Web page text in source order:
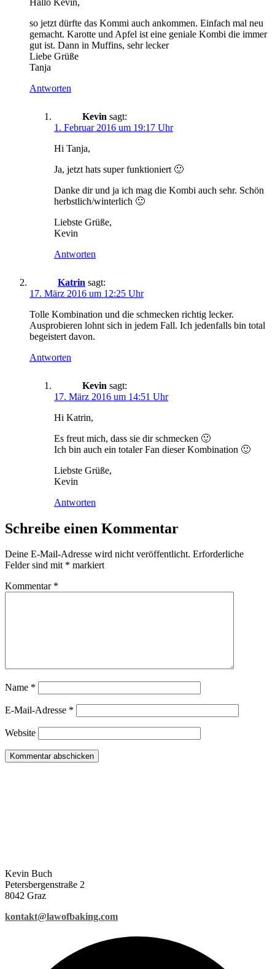
so jetzt dürfte das Kommi auch ankommen. Einfach mal neu
gemacht. Karotte und Apfel ist eine geniale Kombi die immer
gut ist. Dann in Muffins, sehr lecker
Liebe Grüße
Tanja
Antworten
Kevin sagt:
1. Februar 2016 um 19:17 Uhr
Hi Tanja,
Ja, jetzt hats super funktioniert 🙂
Danke dir und ja ich mag die Kombi auch sehr. Schön
herbstlich/winterlich 🙂
Liebste Grüße,
Kevin
Antworten
Katrin sagt:
17. März 2016 um 12:25 Uhr
Tolle Kombination und die schmecken richtig lecker.
Ausprobieren lohnt sich in jedem Fall. Ich jedenfalls bin total
begeistert davon.
Antworten
Kevin sagt:
17. März 2016 um 14:51 Uhr
Hi Katrin,
Es freut mich, dass sie dir schmecken 🙂
Ich bin auch ein totaler Fan dieser Kombination 🙂
Liebste Grüße,
Kevin
Antworten
Schreibe einen Kommentar
Deine E-Mail-Adresse wird nicht veröffentlicht. Erforderliche
Felder sind mit * markiert
Kommentar *
Name *
E-Mail-Adresse *
Website
Kevin Buch
Petersbergenstraße 2
8042 Graz
kontakt@lawofbaking.com